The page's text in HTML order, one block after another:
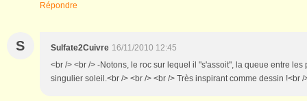
Répondre
S Sulfate2Cuivre 16/11/2010 12:45
<br /> <br /> -Notons, le roc sur lequel il "s'assoit", la queue entre les
singulier soleil.<br /> <br /> <br /> Très inspirant comme dessin !<br /